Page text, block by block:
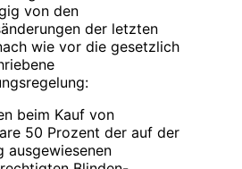
von den
der letzten
wie vor die gesetzlich
beim Kauf von
50 Prozent der auf der
ausgewiesenen